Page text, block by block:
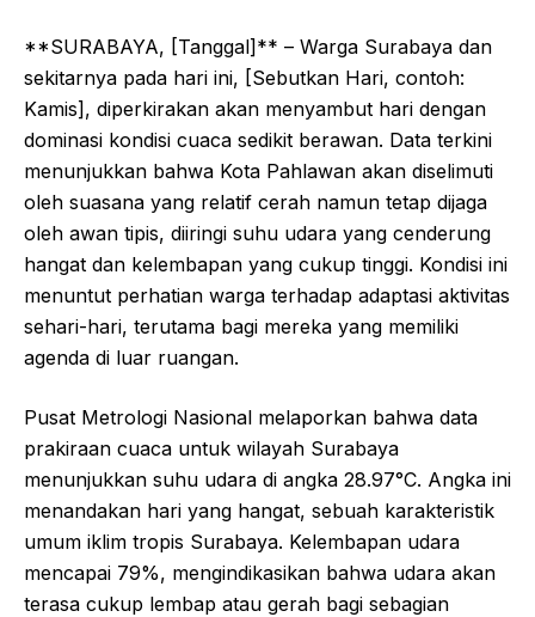
**SURABAYA, [Tanggal]** – Warga Surabaya dan
sekitarnya pada hari ini, [Sebutkan Hari, contoh:
Kamis], diperkirakan akan menyambut hari dengan
dominasi kondisi cuaca sedikit berawan. Data terkini
menunjukkan bahwa Kota Pahlawan akan diselimuti
oleh suasana yang relatif cerah namun tetap dijaga
oleh awan tipis, diiringi suhu udara yang cenderung
hangat dan kelembapan yang cukup tinggi. Kondisi ini
menuntut perhatian warga terhadap adaptasi aktivitas
sehari-hari, terutama bagi mereka yang memiliki
agenda di luar ruangan.
Pusat Metrologi Nasional melaporkan bahwa data
prakiraan cuaca untuk wilayah Surabaya
menunjukkan suhu udara di angka 28.97°C. Angka ini
menandakan hari yang hangat, sebuah karakteristik
umum iklim tropis Surabaya. Kelembapan udara
mencapai 79%, mengindikasikan bahwa udara akan
terasa cukup lembap atau gerah bagi sebagian